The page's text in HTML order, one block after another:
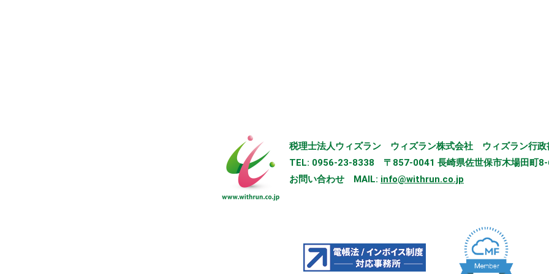
税理士法人ウィズラン ウィズラン株式会社 ウィズラン行
TEL: 0956-23-8338 〒857-0041 長崎県佐世保市木場田町
お問い合わせ MAIL: info@withrun.co.jp